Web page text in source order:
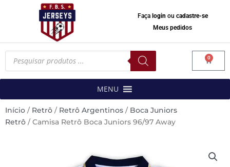
Faça loginou cadastre-se
Meus pedidos
Pesquisar
produtos 0
MENU
Início / Retrô / Retrô Argentinos / Boca Juniors
Retrô / Camisa Retrô Boca Juniors 96/97 Away